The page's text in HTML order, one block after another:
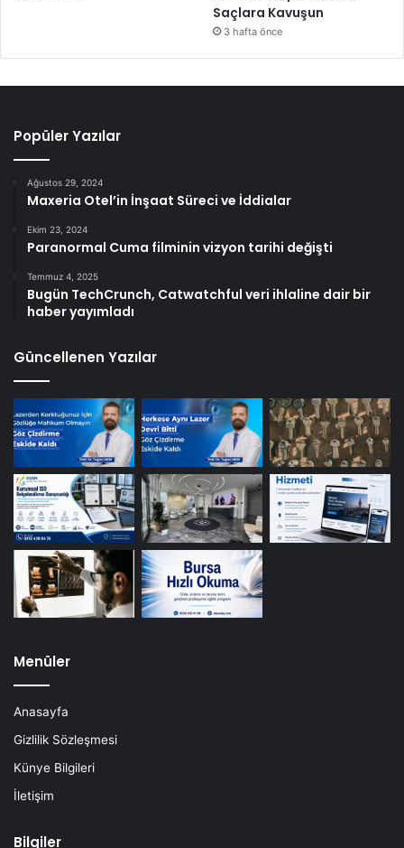
Saçlara Kavuşun
3 hafta önce
Popüler Yazılar
Ağustos 29, 2024
Maxeria Otel’in İnşaat Süreci ve İddialar
Ekim 23, 2024
Paranormal Cuma filminin vizyon tarihi değişti
Temmuz 4, 2025
Bugün TechCrunch, Catwatchful veri ihlaline dair bir
haber yayımladı
Güncellenen Yazılar
Menüler
Anasayfa
Gizlilik Sözleşmesi
Künye Bilgileri
İletişim
Bilgiler